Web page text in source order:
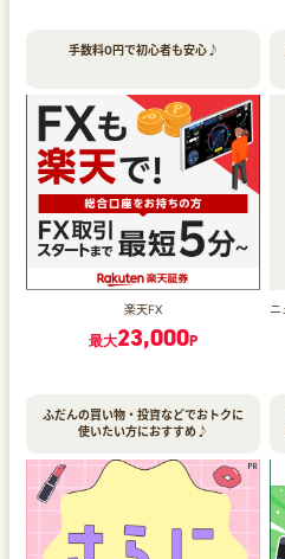
手数料0円で初心者も安心♪
楽天FX
最大23,000P
ふだんの買い物・投資などでおトクに
使いたい方におすすめ♪